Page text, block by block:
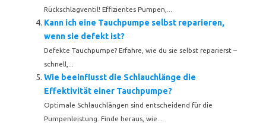
Rückschlagventil! Effizientes Pumpen,...
Kann ich eine Tauchpumpe selbst reparieren,
wenn sie defekt ist?
Defekte Tauchpumpe? Erfahre, wie du sie selbst reparierst –
schnell,...
Wie beeinflusst die Schlauchlänge die
Effektivität einer Tauchpumpe?
Optimale Schlauchlängen sind entscheidend für die
Pumpenleistung. Finde heraus, wie...